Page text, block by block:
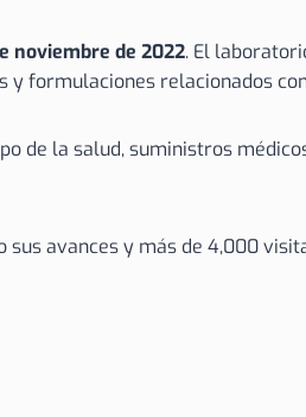
noviembre de 2022. El
y formulaciones relacionados
de la salud, suministros
sus avances y más de 4,000